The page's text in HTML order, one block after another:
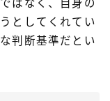
はなく、自身の
としてくれてい
判断基準だとい